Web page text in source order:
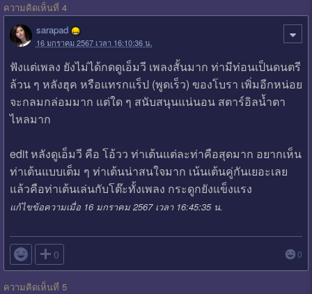
ความคิดเห็นที่ 4
sarapad
16 มกราคม 2567 เวลา 16:10:36 น.
ฟังแต่เพลง ยังไม่ได้กดดูเอ็มวี เพลงสั้นมาก ท่ามีท่อนเป็นดนตรี
ล้วน ๆ หลังฮุค หรือแทรกแร็ป (พูดเร็ว) ของโบรา เพิ่มอีกหน่อย
จะกลมกล่อมมาก แต่ใด ๆ สนับสนุนแน่นอน สตาร์อิลน้ำตา
ไหลมาก
edit หลังดูเอ็มวี คือ โอ้วว ท่าเต้นแต่ละท่าคือสุดมาก อยากเห็น
ท่าเต้นแบบเต็ม ๆ ท่าเต้นน่าสนใจมาก เน้นเต้นคู่กันเยอะเลย
แล้วคือท่าเต้นเล่นกับโต๊ะทั้งเพลง กระดูกยังแข็งแรง
แก้ไขข้อความเมื่อ 16 มกราคม 2567 เวลา 16:45:35 น.
 0 0
ความคิดเห็นที่ 5